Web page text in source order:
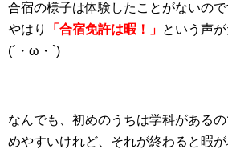
合宿の様子は体験したことがないの
やはり
「合宿免許は暇！」 という声
(´・ω・`)
なんでも、初めのうちは学科がある
めやすいけれど、それが終わると暇が